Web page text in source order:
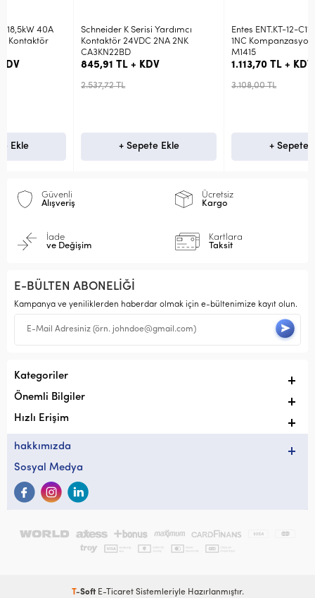
Schneider K Serisi Yardımcı
Kontaktör 24VDC 2NA 2NK
845,91 TL + KDV
Entes ENT.KT-12-C11 12,5kVAr 1NO
1NC Kompanzasyon Kontaktör
1.113,70 TL + KDV
Güvenli
Alışveriş
Ücretsiz
Kargo
İade
ve Değişim
Kartlara
Taksit
E-BÜLTEN ABONELİĞİ
Kampanya ve yeniliklerden haberdar olmak için e-bültenimize kayıt olun.
Kategoriler
Önemli Bilgiler
Hızlı Erişim
hakkımızda
Sosyal Medya
T-Soft E-TicaretSistemleriyle Hazırlanmıştır.